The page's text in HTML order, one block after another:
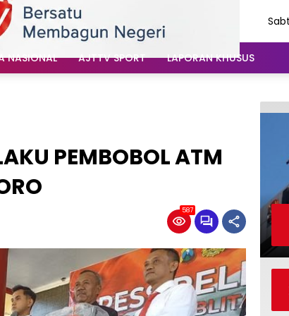
NASIONAL AJTTV SPORT LAPORAN KHUSUS
PEMBOBOL ATM
587